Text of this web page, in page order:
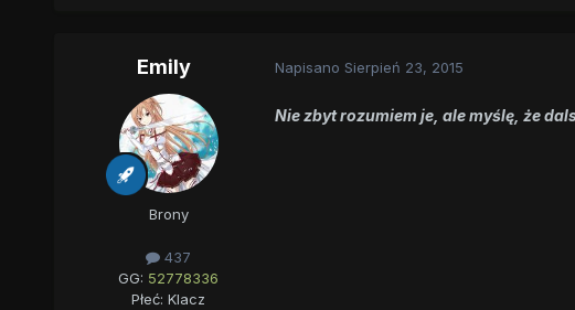
Emily
Brony
437
GG: 52778336
Płeć: Klacz
Napisano Sierpień 23, 2015
Nie zbyt rozumiem je, ale myślę, że